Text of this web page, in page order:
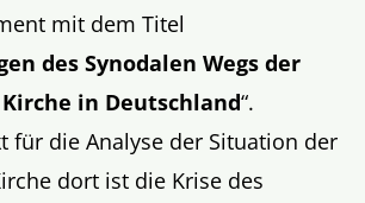
mit dem Titel
des Synodalen Wegs der
in Deutschland“.
für die Analyse der Situation der
dort ist die Krise des